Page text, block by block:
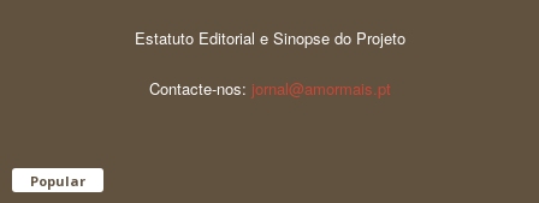
Estatuto Editorial e Sinopse do Projeto
Contacte-nos: jornal@amormais.pt
Popular